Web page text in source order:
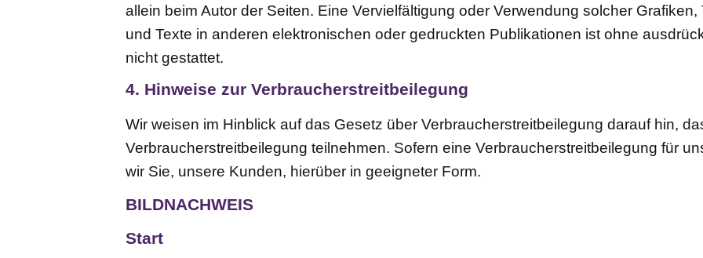
allein beim Autor der Seiten. Eine Vervielfältigung oder Verwendung solcher
und Texte in anderen elektronischen oder gedruckten Publikationen ist ohne
nicht gestattet.
4. Hinweise zur Verbraucherstreitbeilegung
Wir weisen im Hinblick auf das Gesetz über Verbraucherstreitbeilegung darauf hin,
Verbraucherstreitbeilegung teilnehmen. Sofern eine Verbraucherstreitbeilegung für
wir Sie, unsere Kunden, hierüber in geeigneter Form.
BILDNACHWEIS
Start